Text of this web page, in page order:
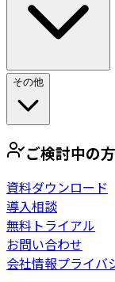
その他
ご検討中の方
資料ダウンロード
導入相談
無料トライアル
お問い合わせ
会社情報プライバ